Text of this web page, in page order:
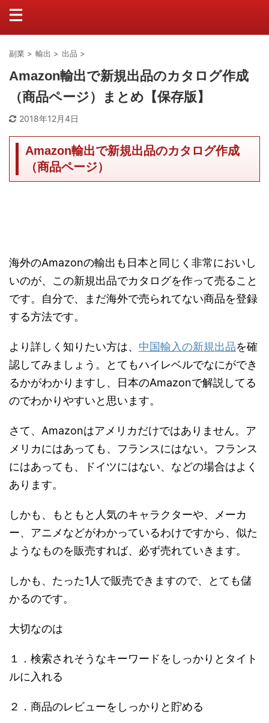
副業 > 輸出 > 出品 >
Amazon輸出で新規出品のカタログ作成
（商品ページ）まとめ【保存版】
2018年12月4日
Amazon輸出で新規出品のカタログ作成
（商品ページ）
海外のAmazonの輸出も日本と同じく非常においし
いのが、この新規出品でカタログを作って売ること
です。自分で、まだ海外で売られてない商品を登録
する方法です。
より詳しく知りたい方は、 中国輸入の新規出品を確
認してみましょう。とてもハイレベルでなにができ
るかがわかりますし、日本のAmazonで解説してる
のでわかりやすいと思います。
さて、Amazonはアメリカだけではありません。ア
メリカにはあっても、フランスにはない。フランス
にはあっても、ドイツにはない、などの場合はよく
あります。
しかも、もともと人気のキャラクターや、メーカ
ー、アニメなどがわかっているわけですから、似た
ようなものを販売すれば、必ず売れていきます。
しかも、たった1人で販売できますので、とても儲
かるのです。
大切なのは
１．検索されそうなキーワードをしっかりとタイト
ルに入れる
２．商品のレビューをしっかりと貯める